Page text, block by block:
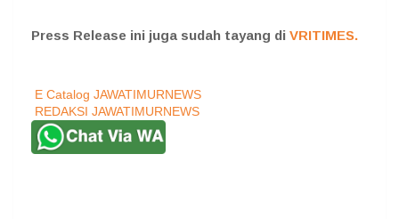
Press Release ini juga sudah tayang di VRITIMES.
E Catalog JAWATIMURNEWS
REDAKSI JAWATIMURNEWS